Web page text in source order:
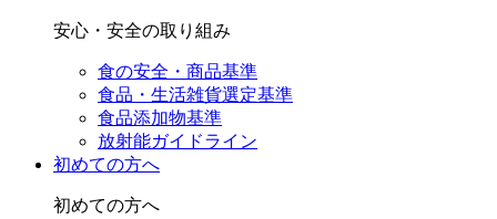
安心・安全の取り組み
食の安全・商品基準
食品・生活雑貨選定基準
食品添加物基準
放射能ガイドライン
初めての方へ
初めての方へ